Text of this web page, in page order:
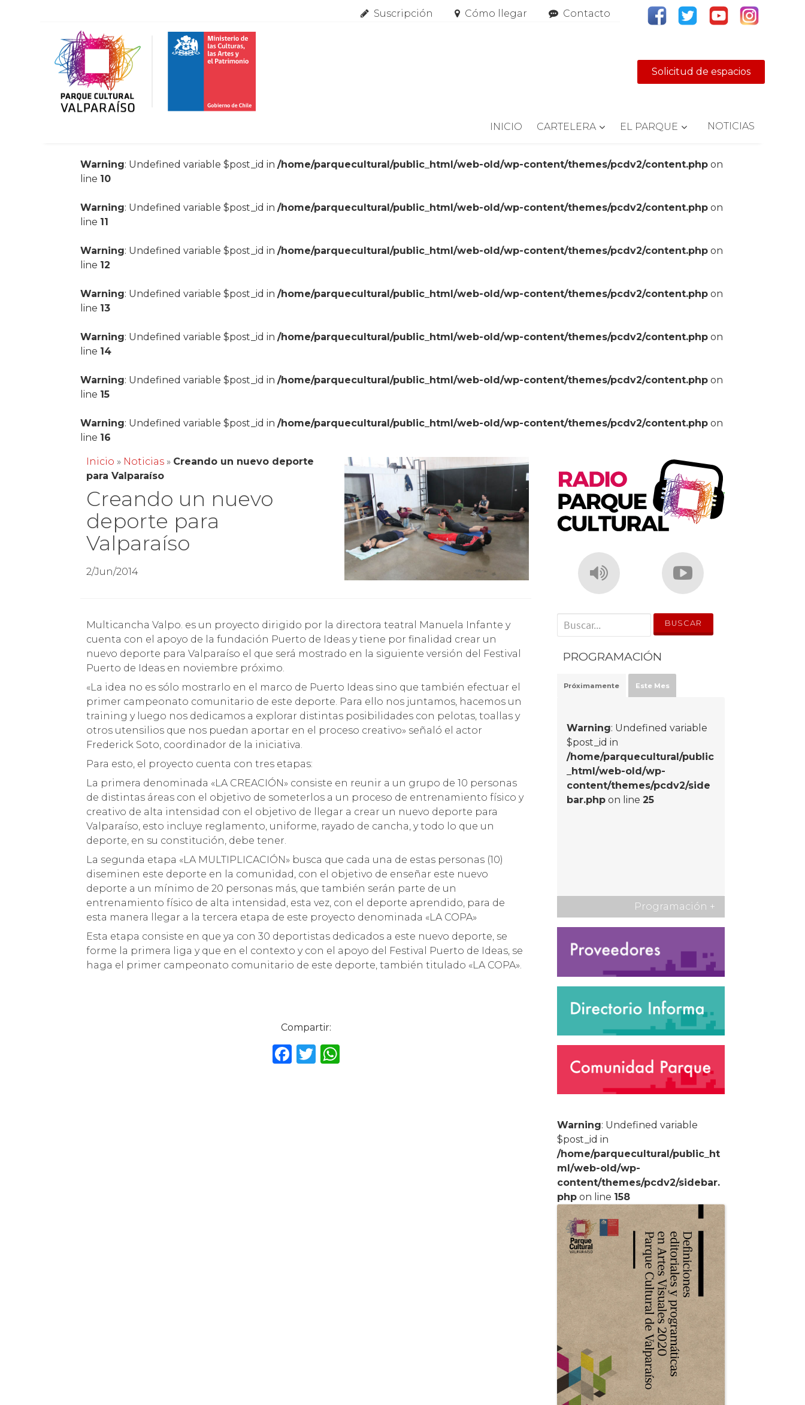
Suscripción Cómo llegar Contacto
Solicitud de espacios
INICIO CARTELERA EL PARQUE NOTICIAS
Warning: Undefined variable $post_id in/home/parquecultural/public_html/web-old/wp-content/themes/pcdv2/content.php on
line 10
Warning: Undefined variable $post_id in/home/parquecultural/public_html/web-old/wp-content/themes/pcdv2/content.php on
line 11
Warning: Undefined variable $post_id in/home/parquecultural/public_html/web-old/wp-content/themes/pcdv2/content.php on
line 12
Warning: Undefined variable $post_id in/home/parquecultural/public_html/web-old/wp-content/themes/pcdv2/content.php on
line 13
Warning: Undefined variable $post_id in/home/parquecultural/public_html/web-old/wp-content/themes/pcdv2/content.php on
line 14
Warning: Undefined variable $post_id in/home/parquecultural/public_html/web-old/wp-content/themes/pcdv2/content.php on
line 15
Warning: Undefined variable $post_id in/home/parquecultural/public_html/web-old/wp-content/themes/pcdv2/content.php on
line 16
Inicio » Noticias » Creando un nuevo deporte
para Valparaíso
Creando un nuevo
deporte para
Valparaíso
2/Jun/2014
Multicancha Valpo. es un proyecto dirigido por la directora teatral Manuela Infante y
cuenta con el apoyo de la fundación Puerto de Ideas y tiene por finalidad crear un
nuevo deporte para Valparaíso el que será mostrado en la siguiente versión del Festival
Puerto de Ideas en noviembre próximo.
«La idea no es sólo mostrarlo en el marco de Puerto Ideas sino que también efectuar el
primer campeonato comunitario de este deporte. Para ello nos juntamos, hacemos un
training y luego nos dedicamos a explorar distintas posibilidades con pelotas, toallas y
otros utensilios que nos puedan aportar en el proceso creativo» señaló el actor
Frederick Soto, coordinador de la iniciativa.
Para esto, el proyecto cuenta con tres etapas:
La primera denominada «LA CREACIÓN» consiste en reunir a un grupo de 10 personas
de distintas áreas con el objetivo de someterlos a un proceso de entrenamiento físico y
creativo de alta intensidad con el objetivo de llegar a crear un nuevo deporte para
Valparaíso, esto incluye reglamento, uniforme, rayado de cancha, y todo lo que un
deporte, en su constitución, debe tener.
La segunda etapa «LA MULTIPLICACIÓN» busca que cada una de estas personas (10)
diseminen este deporte en la comunidad, con el objetivo de enseñar este nuevo
deporte a un mínimo de 20 personas más, que también serán parte de un
entrenamiento físico de alta intensidad, esta vez, con el deporte aprendido, para de
esta manera llegar a la tercera etapa de este proyecto denominada «LA COPA»
Esta etapa consiste en que ya con 30 deportistas dedicados a este nuevo deporte, se
forme la primera liga y que en el contexto y con el apoyo del Festival Puerto de Ideas, se
haga el primer campeonato comunitario de este deporte, también titulado «LA COPA».
Compartir:
F T W
' . __('Search for:') . '
PROGRAMACIÓN
Próximamente Este Mes
Warning: Undefined variable
$post_id in
/home/parquecultural/public
_html/web-old/wp-
content/themes/pcdv2/side
bar.php on line25
Programación +
Warning: Undefined variable
$post_id in
/home/parquecultural/public_ht
ml/web-old/wp-
content/themes/pcdv2/sidebar.
php on line 158